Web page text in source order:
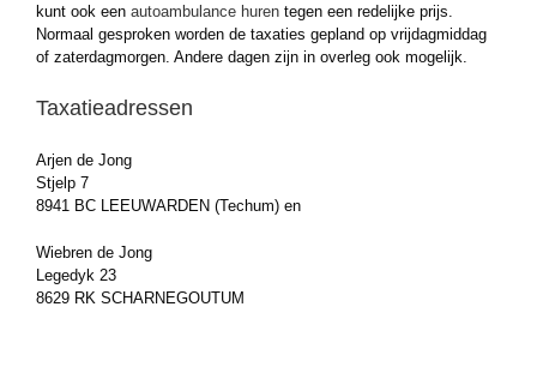
kunt ook een autoambulance huren tegen een redelijke prijs.
Normaal gesproken worden de taxaties gepland op vrijdagmiddag
of zaterdagmorgen. Andere dagen zijn in overleg ook mogelijk.
Taxatieadressen
Arjen de Jong
Stjelp 7
8941 BC LEEUWARDEN (Techum) en
Wiebren de Jong
Legedyk 23
8629 RK SCHARNEGOUTUM